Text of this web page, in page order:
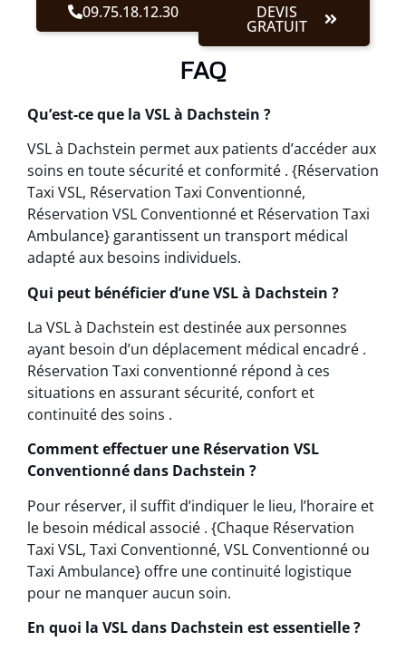
09.75.18.12.30 DEVIS
GRATUIT
FAQ
Qu’est-ce que la VSL à Dachstein ?
VSL à Dachstein permet aux patients d’accéder aux
soins en toute sécurité et conformité . {Réservation
Taxi VSL, Réservation Taxi Conventionné,
Réservation VSL Conventionné et Réservation Taxi
Ambulance} garantissent un transport médical
adapté aux besoins individuels.
Qui peut bénéficier d’une VSL à Dachstein ?
La VSL à Dachstein est destinée aux personnes
ayant besoin d’un déplacement médical encadré .
Réservation Taxi conventionné répond à ces
situations en assurant sécurité, confort et
continuité des soins .
Comment effectuer une Réservation VSL
Conventionné dans Dachstein ?
Pour réserver, il suffit d’indiquer le lieu, l’horaire et
le besoin médical associé . {Chaque Réservation
Taxi VSL, Taxi Conventionné, VSL Conventionné ou
Taxi Ambulance} offre une continuité logistique
pour ne manquer aucun soin.
En quoi la VSL dans Dachstein est essentielle ?